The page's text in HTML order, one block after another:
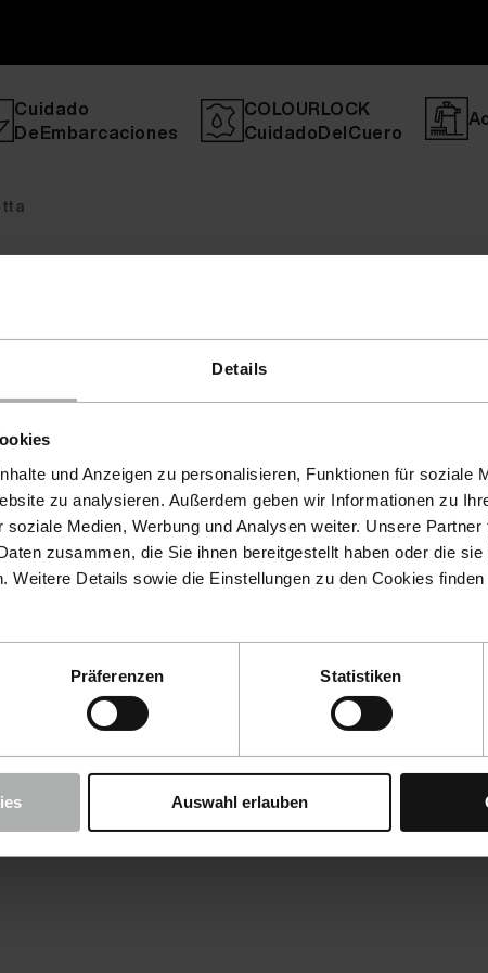
Details
und Anzeigen zu personalisieren, Funktionen für soziale
zu analysieren. Außerdem geben wir Informationen zu
Medien, Werbung und Analysen weiter. Unsere
zusammen, die Sie ihnen bereitgestellt haben oder die
Weitere Details sowie die Einstellungen zu den Cookies finden
Präferenzen Statistiken
Auswahl erlauben
Cuidado
DeEmbarcaciones
COLOURLOCK
CuidadoDelCuero